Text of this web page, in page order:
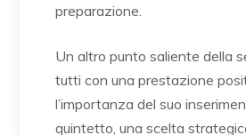
preparazione.
Un altro punto saliente della
tutti con una prestazione
l’importanza del suo
quintetto, una scelta